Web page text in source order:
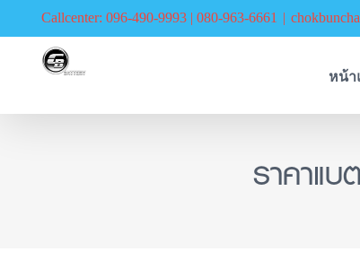
Callcenter: 096-490-9993 | 080-963-6661 |
หน้า
ราคาแ